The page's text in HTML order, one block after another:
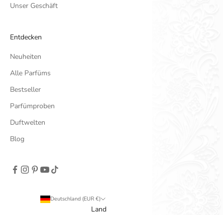
Unser Geschäft
Entdecken
Neuheiten
Alle Parfüms
Bestseller
Parfümproben
Duftwelten
Blog
Deutschland (EUR €)
Land